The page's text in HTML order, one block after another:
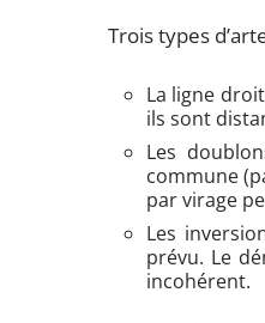
Trois types
La ligne
ils sont
Les
commune
par virage
Les
prévu. Le
incohérent.